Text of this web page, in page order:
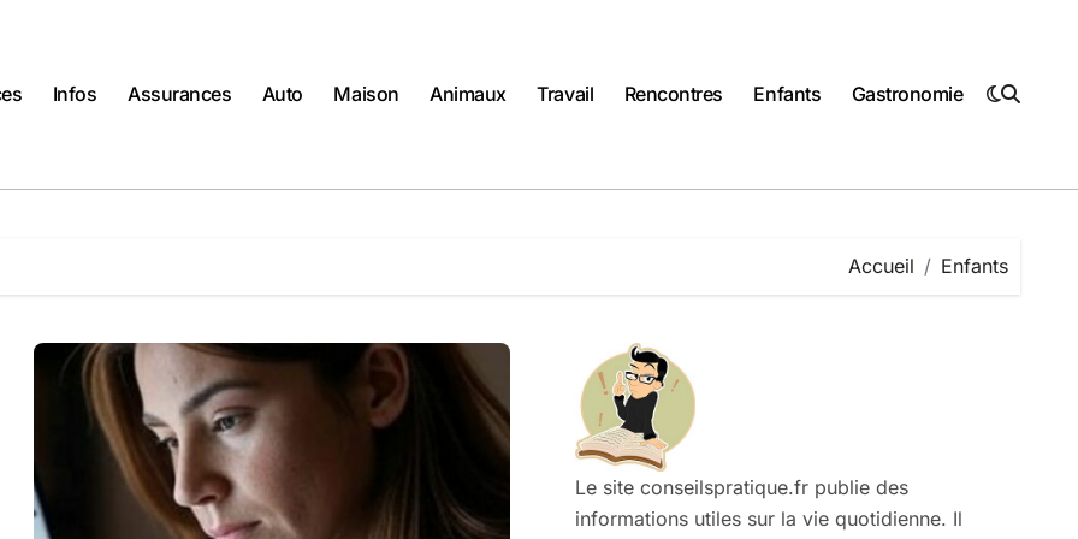
Infos Assurances Auto Maison Animaux Travail Rencontres Enfants Gastronomie
Accueil Enfants
Le site conseilspratique.fr publie des
informations utiles sur la vie quotidienne. Il